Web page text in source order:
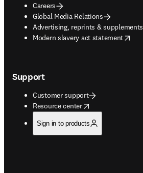
Careers
Global Media Relations
Advertising, reprints & supplements
opens in new tab/window
Modern slavery act statement
opens in new tab/window
Support
Customer support
Resource center
opens in new tab/window
Sign in to products